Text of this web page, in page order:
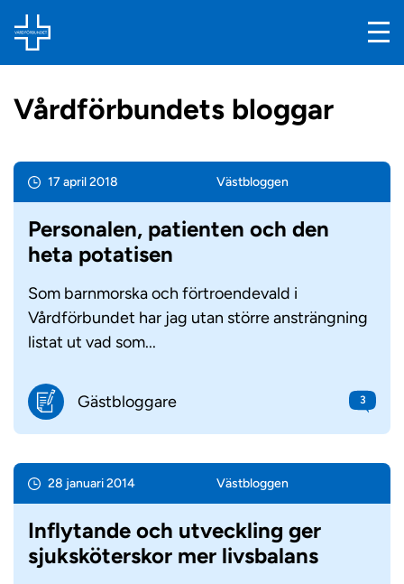
Vårdförbundets bloggar
17 april 2018 Väst­bloggen
Personalen, patienten och den
heta potatisen
Som barnmorska och förtroendevald i
Vårdförbundet har jag utan större ansträngning
listat ut vad som...
Gästbloggare 3
28 januari 2014 Väst­bloggen
Inflytande och utveckling ger
sjuksköterskor mer livsbalans